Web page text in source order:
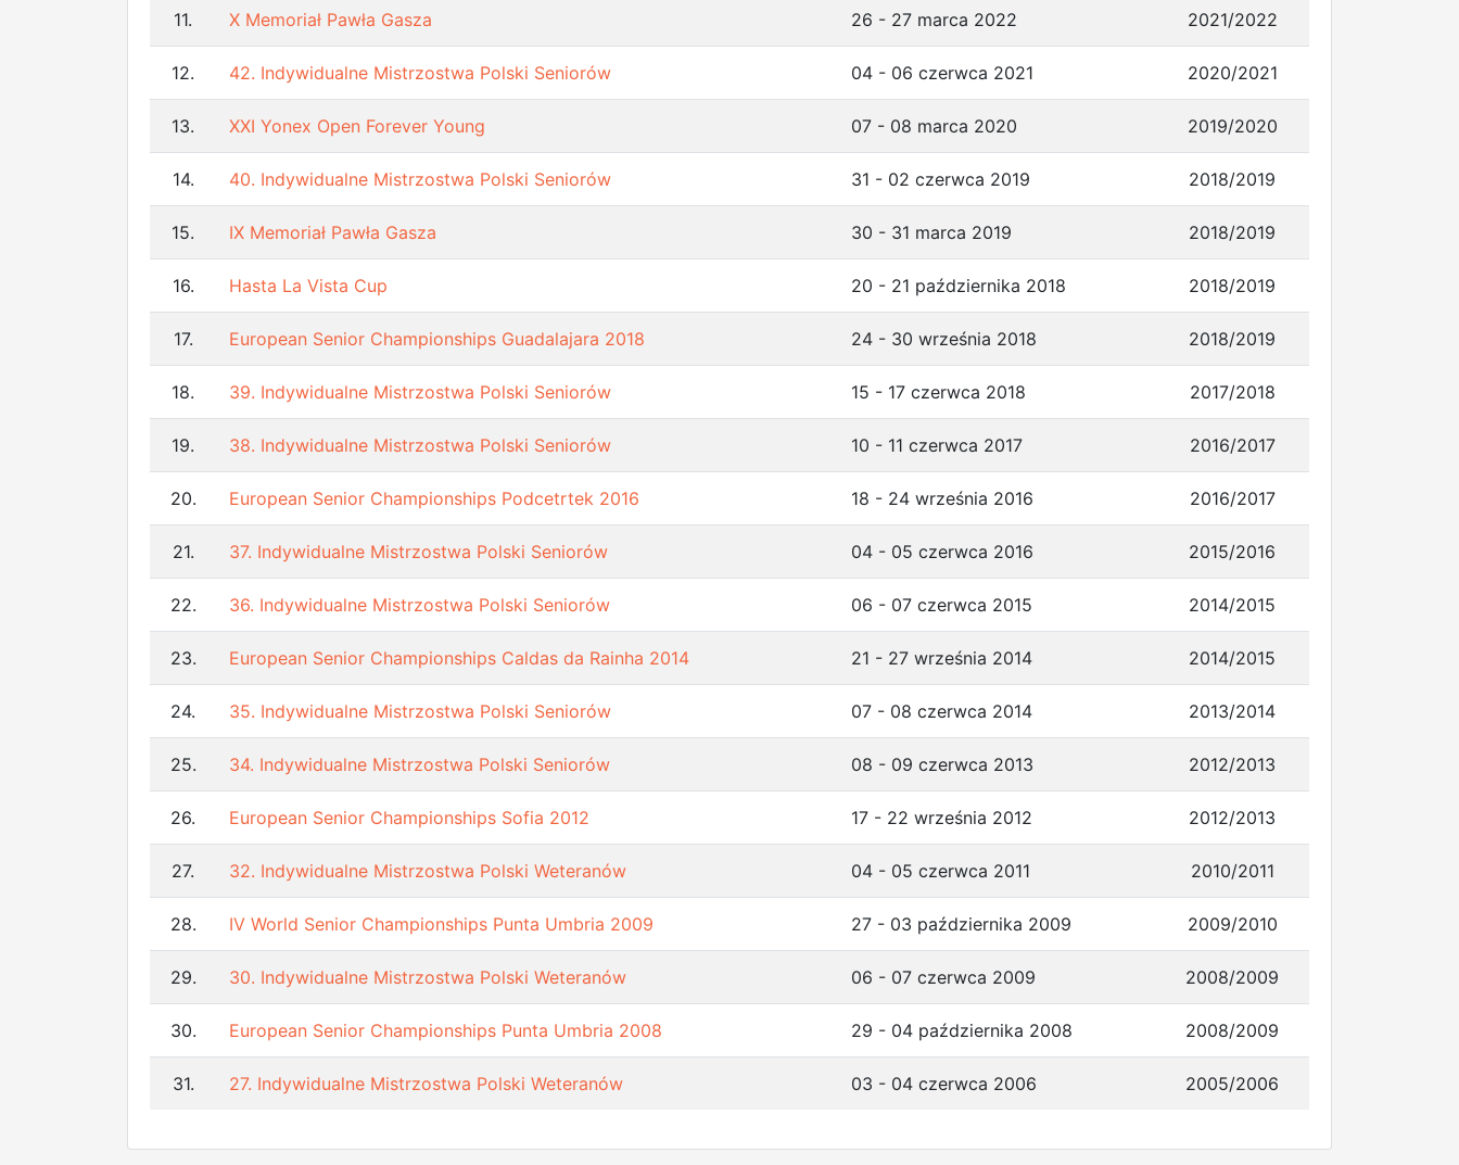
11. X Memoriał Pawła Gasza 26 - 27 marca 2022 2021/2022
12. 42. Indywidualne Mistrzostwa Polski Seniorów 04 - 06 czerwca 2021 2020/2021
13. XXI Yonex Open Forever Young 07 - 08 marca 2020 2019/2020
14. 40. Indywidualne Mistrzostwa Polski Seniorów 31 - 02 czerwca 2019 2018/2019
15. IX Memoriał Pawła Gasza 30 - 31 marca 2019 2018/2019
16. Hasta La Vista Cup 20 - 21 października 2018 2018/2019
17. European Senior Championships Guadalajara 2018 24 - 30 września 2018 2018/2019
18. 39. Indywidualne Mistrzostwa Polski Seniorów 15 - 17 czerwca 2018 2017/2018
19. 38. Indywidualne Mistrzostwa Polski Seniorów 10 - 11 czerwca 2017 2016/2017
20. European Senior Championships Podcetrtek 2016 18 - 24 września 2016 2016/2017
21. 37. Indywidualne Mistrzostwa Polski Seniorów 04 - 05 czerwca 2016 2015/2016
22. 36. Indywidualne Mistrzostwa Polski Seniorów 06 - 07 czerwca 2015 2014/2015
23. European Senior Championships Caldas da Rainha 2014 21 - 27 września 2014 2014/2015
24. 35. Indywidualne Mistrzostwa Polski Seniorów 07 - 08 czerwca 2014 2013/2014
25. 34. Indywidualne Mistrzostwa Polski Seniorów 08 - 09 czerwca 2013 2012/2013
26. European Senior Championships Sofia 2012 17 - 22 września 2012 2012/2013
27. 32. Indywidualne Mistrzostwa Polski Weteranów 04 - 05 czerwca 2011 2010/2011
28. IV World Senior Championships Punta Umbria 2009 27 - 03 października 2009 2009/2010
29. 30. Indywidualne Mistrzostwa Polski Weteranów 06 - 07 czerwca 2009 2008/2009
30. European Senior Championships Punta Umbria 2008 29 - 04 października 2008 2008/2009
31. 27. Indywidualne Mistrzostwa Polski Weteranów 03 - 04 czerwca 2006 2005/2006